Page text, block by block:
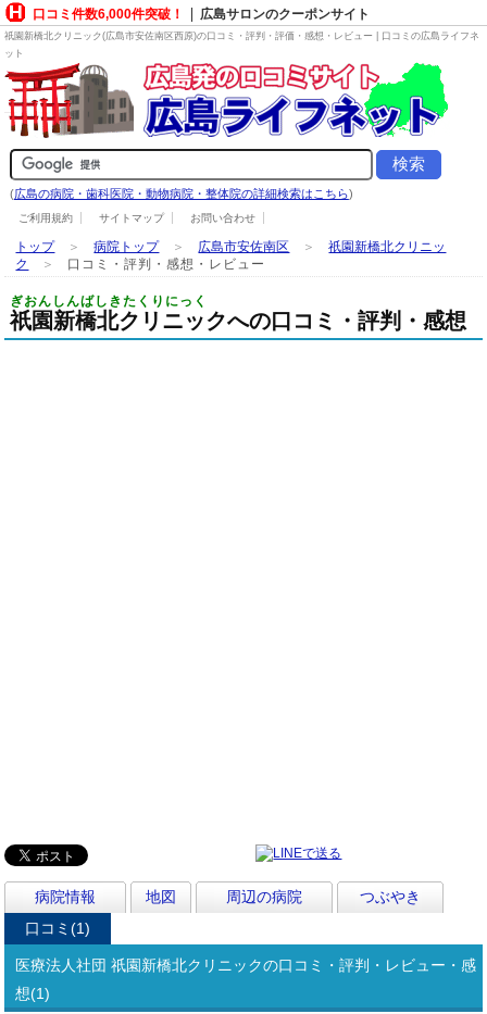
口コミ件数6,000件突破！ 広島サロンのクーポンサイト
祇園新橋北クリニック(広島市安佐南区西原)の口コミ・評判・評価・感想・レビュー | 口コミの広島ライフネ
ット
(広島の病院・歯科医院・動物病院・整体院の詳細検索はこちら)
ご利用規約 サイトマップ お問い合わせ
トップ＞病院トップ＞ 広島市安佐南区 ＞祇園新橋北クリニッ
ク
＞ 口コミ・評判・感想・レビュー
ぎおんしんばしきたくりにっく
祇園新橋北クリニックへの口コミ・評判・感想
病院情報 地図 周辺の病院
つぶやき
口コミ(1)
医療法人社団 祇園新橋北クリニックの口コミ・評判・レビュー・感
想(1)